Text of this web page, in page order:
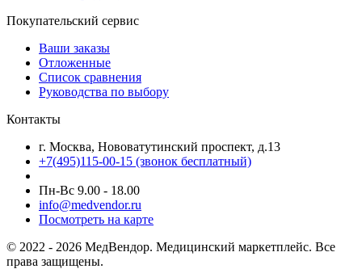
Покупательский сервис
Ваши заказы
Отложенные
Список сравнения
Руководства по выбору
Контакты
г. Москва, Нововатутинский проспект, д.13
+7(495)115-00-15 (звонок бесплатный)
Пн-Вс 9.00 - 18.00
info@medvendor.ru
Посмотреть на карте
© 2022 - 2026 МедВендор. Медицинский маркетплейс. Все
права защищены.